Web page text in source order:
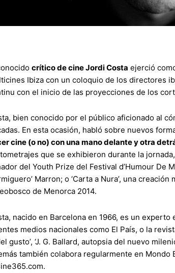
crítico de cine Jordi Costa ejerció
Ibiza con un coloquio de los directores
con el inicio de las proyecciones de los
bien conocido por el público aficionado al
En esta ocasión, habló sobre nuevos
cine (o no) con una mano delante y otra
que se exhibieron durante la
del Youth Prize del Festival d’Humour De
Marron; o ‘Carta a Nura’, una
de Menorca 2014.
nacido en Barcelona en 1966, es un experto
medios nacionales como El País, o la
‘J. G. Ballard, autopsia del nuevo
también colabora regularmente en